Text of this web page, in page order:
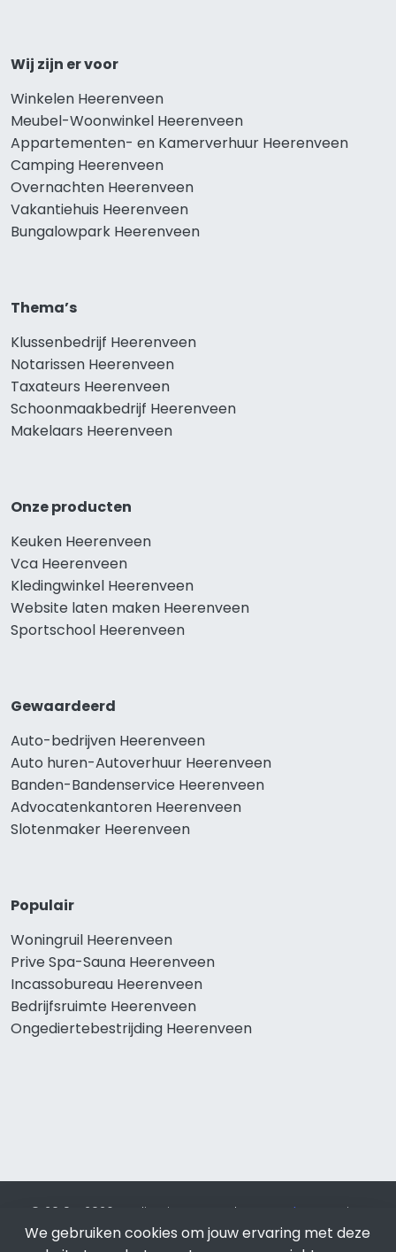
Wij zijn er voor
Winkelen Heerenveen
Meubel-Woonwinkel Heerenveen
Appartementen- en Kamerverhuur Heerenveen
Camping Heerenveen
Overnachten Heerenveen
Vakantiehuis Heerenveen
Bungalowpark Heerenveen
Thema’s
Klussenbedrijf Heerenveen
Notarissen Heerenveen
Taxateurs Heerenveen
Schoonmaakbedrijf Heerenveen
Makelaars Heerenveen
Onze producten
Keuken Heerenveen
Vca Heerenveen
Kledingwinkel Heerenveen
Website laten maken Heerenveen
Sportschool Heerenveen
Gewaardeerd
Auto-bedrijven Heerenveen
Auto huren-Autoverhuur Heerenveen
Banden-Bandenservice Heerenveen
Advocatenkantoren Heerenveen
Slotenmaker Heerenveen
Populair
Woningruil Heerenveen
Prive Spa-Sauna Heerenveen
Incassobureau Heerenveen
Bedrijfsruimte Heerenveen
Ongediertebestrijding Heerenveen
© 2019 - 2026 Realisatie en SEO door SEO-bureau
Lion
Internet. Betaal alleen voor bewezen resultaten?SEO
We gebruiken cookies om jouw ervaring met deze